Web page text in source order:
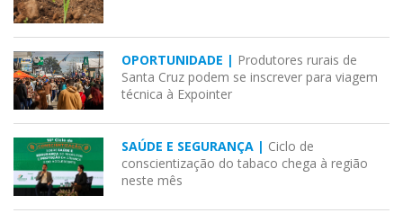
OPORTUNIDADE | Produtores rurais de
Santa Cruz podem se inscrever para viagem
técnica à Expointer
SAÚDE E SEGURANÇA | Ciclo de
conscientização do tabaco chega à região
neste mês